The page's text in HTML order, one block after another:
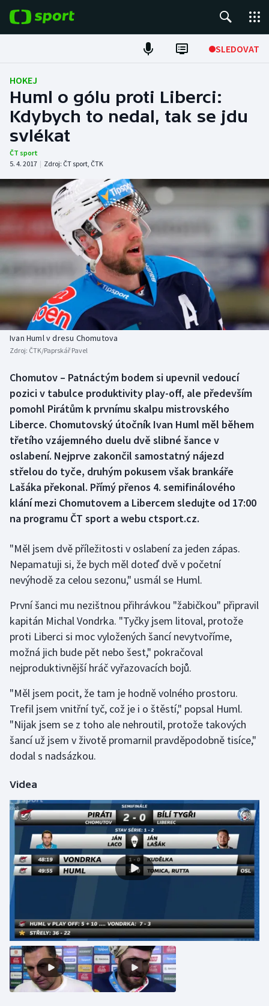
SLEDOVAT
Fotbal
Hokej
Tenis
Atletika
Cyklistika
DALŠÍ SPORTY
Americký fotbal
Baseball a softbal
Basketbal
Biatlon
Box
Curling
Dostihy
Florbal
Futsal
Gymnastika
Jezdectví
Judo
Lezení
Lyže a snowboard
Motorsport
Olympijské hry
Parasport
Ragby
Rychlobruslení
NEPŘEHLÉDNĚTE
Soutěže
Historické návraty
Aplikace ČT sport
HOKEJ
Huml o gólu proti Liberci:
Kdybych to nedal, tak se jdu
svlékat
ČT sport
5. 4. 2017 | Zdroj: ČT sport, ČTK
Ivan Huml v dresu Chomutova
Zdroj: ČTK/Paprskář Pavel
Chomutov – Patnáctým bodem si upevnil vedoucí
pozici v tabulce produktivity play-off, ale především
pomohl Pirátům k prvnímu skalpu mistrovského
Liberce. Chomutovský útočník Ivan Huml měl během
třetího vzájemného duelu dvě slibné šance v
oslabení. Nejprve zakončil samostatný nájezd
střelou do tyče, druhým pokusem však brankáře
Lašáka překonal. Přímý přenos 4. semifinálového
klání mezi Chomutovem a Libercem sledujte od 17:00
na programu ČT sport a webu ctsport.cz.
"Měl jsem dvě příležitosti v oslabení za jeden zápas.
Nepamatuji si, že bych měl doteď dvě v početní
nevýhodě za celou sezonu," usmál se Huml.
První šanci mu nezištnou přihrávkou "žabičkou" připravil
kapitán Michal Vondrka. "Tyčky jsem litoval, protože
proti Liberci si moc vyložených šancí nevytvoříme,
možná jich bude pět nebo šest," pokračoval
nejproduktivnější hráč vyřazovacích bojů.
"Měl jsem pocit, že tam je hodně volného prostoru.
Trefil jsem vnitřní tyč, což je i o štěstí," popsal Huml.
"Nijak jsem se z toho ale nehroutil, protože takových
šancí už jsem v životě promarnil pravděpodobně tisíce,"
dodal s nadsázkou.
Videa